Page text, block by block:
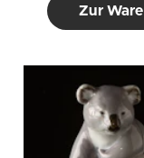
Zur Ware